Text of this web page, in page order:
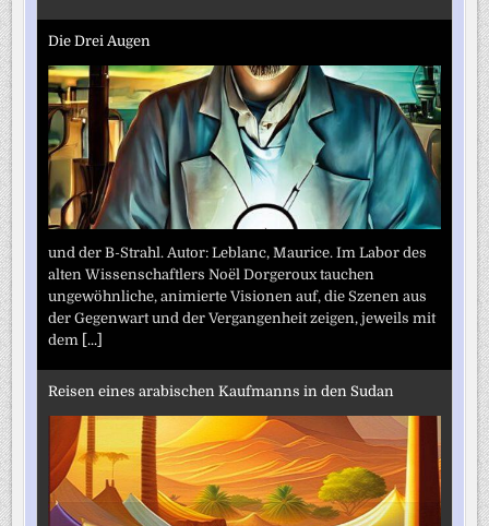
Die Drei Augen
und der B-Strahl. Autor: Leblanc, Maurice. Im Labor des
alten Wissenschaftlers Noël Dorgeroux tauchen
ungewöhnliche, animierte Visionen auf, die Szenen aus
der Gegenwart und der Vergangenheit zeigen, jeweils mit
dem [...]
Reisen eines arabischen Kaufmanns in den Sudan